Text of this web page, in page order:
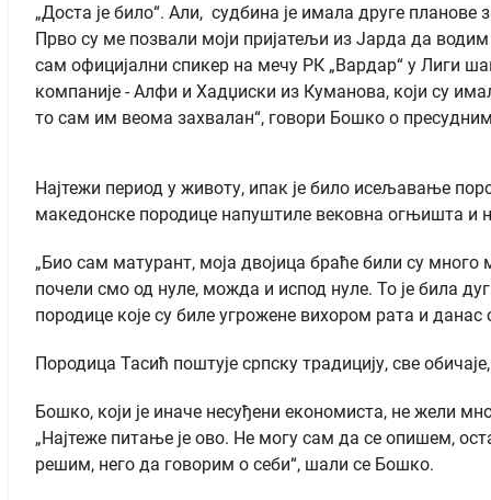
„Доста је било“. Али, судбина је имала друге
Прво су ме позвали моји пријатељи из Јарда да
сам официјални спикер на мечу РК „Вардар“ у Лиги
компаније - Алфи и Хадџиски из Куманова, који су
то сам им веома захвалан“, говори Бошко о
Најтежи период у животу, ипак је било исељавање
македонске породице напуштиле вековна огњишта и
„Био сам матурант, моја двојица браће били су
почели смо од нуле, можда и испод нуле. То је била
породице које су биле угрожене вихором рата и
Породица Тасић поштује српску традицију, све
Бошко, који је иначе несуђени економиста, не жели
„Најтеже питање је ово. Не могу сам да се опишем,
решим, него да говорим о себи“, шали се Бошко.